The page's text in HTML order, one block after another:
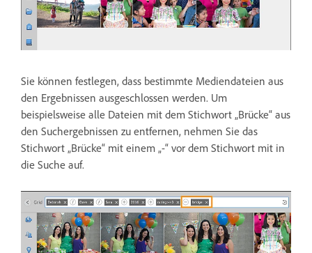
Sie können festlegen, dass bestimmte Mediendateien aus
den Ergebnissen ausgeschlossen werden. Um
beispielsweise alle Dateien mit dem Stichwort „Brücke“ aus
den Suchergebnissen zu entfernen, nehmen Sie das
Stichwort „Brücke“ mit einem „-“ vor dem Stichwort mit in
die Suche auf.